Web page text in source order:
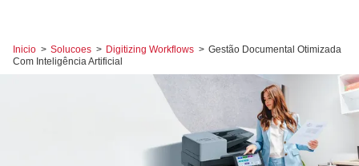
Inicio > Solucoes > Digitizing Workflows > Gestão Documental Otimizada
Com Inteligência Artificial